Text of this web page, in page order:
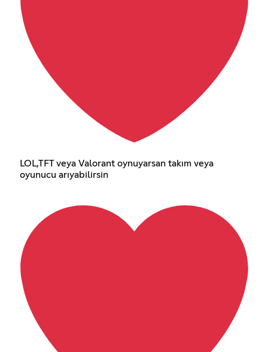
LOL,TFT veya Valorant oynuyarsan takım veya
oyunucu arıyabilirsin